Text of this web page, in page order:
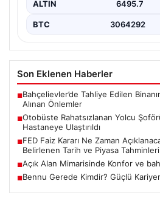
ALTIN 6495.7
BTC 3064292
Son Eklenen Haberler
■Bahçelievler’de Tahliye Edilen
Alınan Önlemler
■Otobüste Rahatsızlanan Yolcu
Hastaneye Ulaştırıldı
■FED Faiz Kararı Ne Zaman
Belirlenen Tarih ve Piyasa Tahminleri
■Açık Alan Mimarisinde Konfor ve
■Bennu Gerede Kimdir? Güçlü